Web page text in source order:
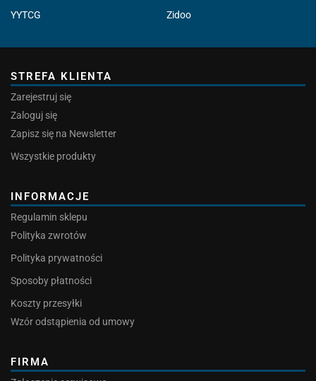
YYTCG
Zidoo
STREFA KLIENTA
Zarejestruj się
Zaloguj się
Zapisz się na Newsletter
Wszystkie produkty
INFORMACJE
Regulamin sklepu
Polityka zwrotów
Polityka prywatności
Sposoby płatności
Koszty przesyłki
Wzór odstąpienia od umowy
FIRMA